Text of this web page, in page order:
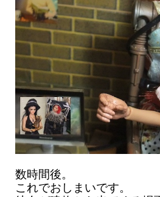
数時間後。
これでおしまいです。